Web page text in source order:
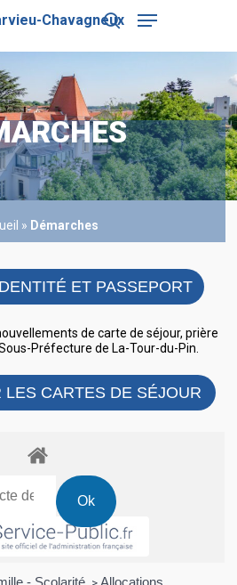
search
Menu
» Démarches
ET PASSEPORT
de carte de séjour, prière
Préfecture de La-Tour-du-Pin.
LES CARTES DE SÉJOUR
- Scolarité
Allocations
Close